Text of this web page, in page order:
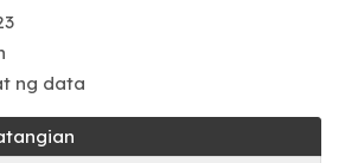
ng data